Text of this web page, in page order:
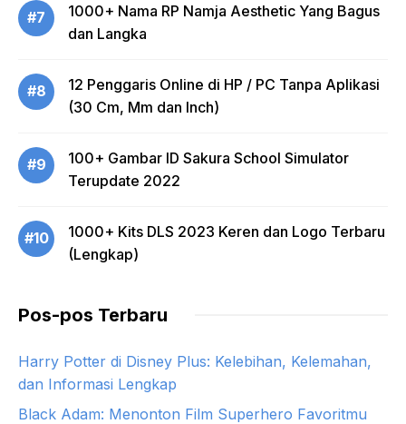
#7
1000+ Nama RP Namja Aesthetic Yang Bagus
dan Langka
#8
12 Penggaris Online di HP / PC Tanpa Aplikasi
(30 Cm, Mm dan Inch)
#9
100+ Gambar ID Sakura School Simulator
Terupdate 2022
#10
1000+ Kits DLS 2023 Keren dan Logo Terbaru
(Lengkap)
Pos-pos Terbaru
Harry Potter di Disney Plus: Kelebihan, Kelemahan,
dan Informasi Lengkap
Black Adam: Menonton Film Superhero Favoritmu